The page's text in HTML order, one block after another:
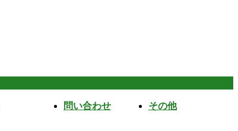
問い合わせ その他